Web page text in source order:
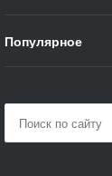
Популярное